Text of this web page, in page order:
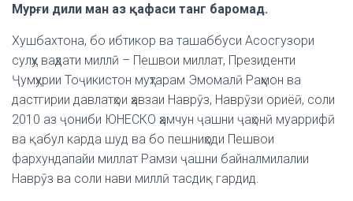
Мурғи дили ман аз қафаси танг баромад.
Хушбахтона, бо ибтикор ва ташаббуси Асосгузори
сулҳу ваҳдати миллӣ – Пешвои миллат, Президенти
Ҷумҳурии Тоҷикистон муҳтарам Эмомалӣ Раҳмон ва
дастгирии давлатҳои ҳавзаи Наврӯз, Наврӯзи ориёӣ, соли
2010 аз ҷониби ЮНЕСКО ҳамчун ҷашни ҷаҳонӣ муаррифӣ
ва қабул карда шуд ва бо пешниҳоди Пешвои
фархундапайи миллат Рамзи ҷашни байналмилалии
Наврӯз ва соли нави миллӣ тасдиқ гардид.